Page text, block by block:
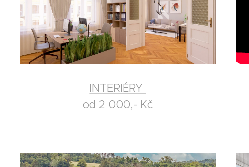
INTERIÉRY
od 2 000,- Kč